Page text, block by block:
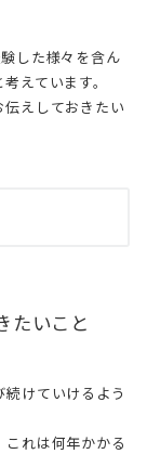
した様々を含ん
えています。
えしておきたい
たいこと
けていけるよう
れは何年かかる